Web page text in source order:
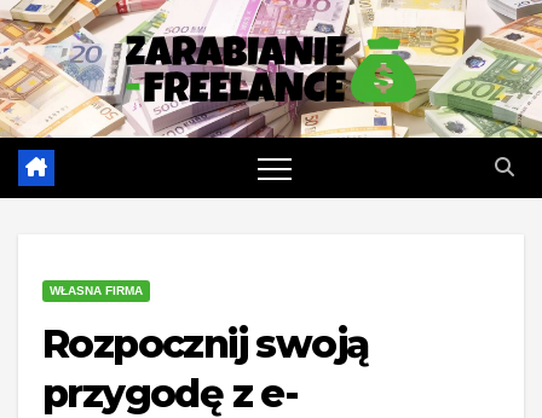
Skip
to
content
WŁASNA FIRMA
Rozpocznij swoją
przygodę z e-